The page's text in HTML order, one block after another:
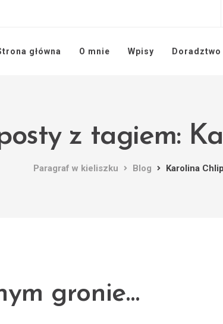
główna O mnie Wpisy Doradztwo
z tagiem:
Paragraf w kieliszku Blog Karolina
gronie…